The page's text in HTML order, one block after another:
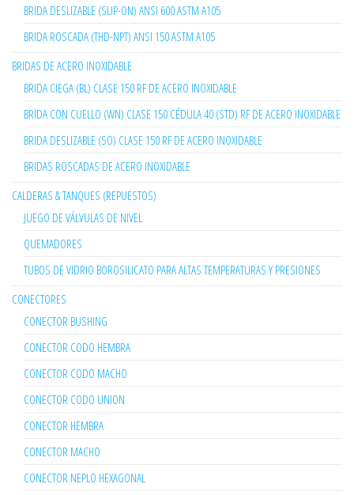
BRIDA DESLIZABLE (SLIP-ON) ANSI 600 ASTM A105
BRIDA ROSCADA (THD-NPT) ANSI 150 ASTM A105
BRIDAS DE ACERO INOXIDABLE
BRIDA CIEGA (BL) CLASE 150 RF DE ACERO INOXIDABLE
BRIDA CON CUELLO (WN) CLASE 150 CÉDULA 40 (STD) RF DE ACERO INOXIDABLE
BRIDA DESLIZABLE (SO) CLASE 150 RF DE ACERO INOXIDABLE
BRIDAS ROSCADAS DE ACERO INOXIDABLE
CALDERAS & TANQUES (REPUESTOS)
JUEGO DE VÁLVULAS DE NIVEL
QUEMADORES
TUBOS DE VIDRIO BOROSILICATO PARA ALTAS TEMPERATURAS Y PRESIONES
CONECTORES
CONECTOR BUSHING
CONECTOR CODO HEMBRA
CONECTOR CODO MACHO
CONECTOR CODO UNION
CONECTOR HEMBRA
CONECTOR MACHO
CONECTOR NEPLO HEXAGONAL